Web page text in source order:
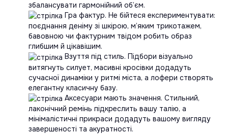
збалансувати гармонійний об’єм.
Гра фактур. Не бійтеся експериментувати:
поєднання деніму зі шкірою, м’яким трикотажем,
бавовною чи фактурним твідом робить образ
глибшим й цікавішим.
Взуття під стиль. Підбори візуально
витягнуть силует, масивні кросівки додадуть
сучасної динаміки у ритмі міста, а лофери створять
елегантну класичну базу.
Аксесуари мають значення. Стильний,
лаконічний ремінь підкреслить вашу талію, а
мінімалістичні прикраси додадуть вашому вигляду
завершеності та акуратності.